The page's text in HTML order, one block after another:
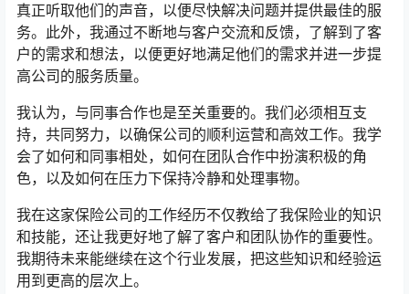
真正听取他们的声音，以便尽快解决问题并提供最佳的服
务。此外，我通过不断地与客户交流和反馈，了解到了客
户的需求和想法，以便更好地满足他们的需求并进一步提
高公司的服务质量。
我认为，与同事合作也是至关重要的。我们必须相互支
持，共同努力，以确保公司的顺利运营和高效工作。我学
会了如何和同事相处，如何在团队合作中扮演积极的角
色，以及如何在压力下保持冷静和处理事物。
我在这家保险公司的工作经历不仅教给了我保险业的知识
和技能，还让我更好地了解了客户和团队协作的重要性。
我期待未来能继续在这个行业发展，把这些知识和经验运
用到更高的层次上。